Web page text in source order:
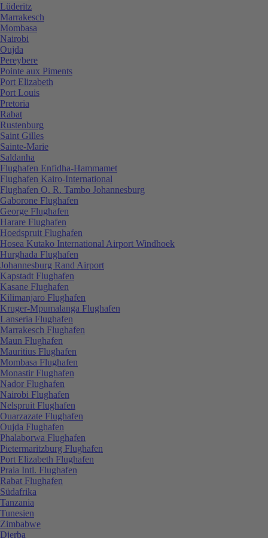
Lüderitz
Marrakesch
Mombasa
Nairobi
Oujda
Pereybere
Pointe aux Piments
Port Elizabeth
Port Louis
Pretoria
Rabat
Rustenburg
Saint Gilles
Sainte-Marie
Saldanha
Flughafen Enfidha-Hammamet
Flughafen Kairo-International
Flughafen O. R. Tambo Johannesburg
Gaborone Flughafen
George Flughafen
Harare Flughafen
Hoedspruit Flughafen
Hosea Kutako International Airport Windhoek
Hurghada Flughafen
Johannesburg Rand Airport
Kapstadt Flughafen
Kasane Flughafen
Kilimanjaro Flughafen
Kruger-Mpumalanga Flughafen
Lanseria Flughafen
Marrakesch Flughafen
Maun Flughafen
Mauritius Flughafen
Mombasa Flughafen
Monastir Flughafen
Nador Flughafen
Nairobi Flughafen
Nelspruit Flughafen
Ouarzazate Flughafen
Oujda Flughafen
Phalaborwa Flughafen
Pietermaritzburg Flughafen
Port Elizabeth Flughafen
Praia Intl. Flughafen
Rabat Flughafen
Südafrika
Tanzania
Tunesien
Zimbabwe
Djerba